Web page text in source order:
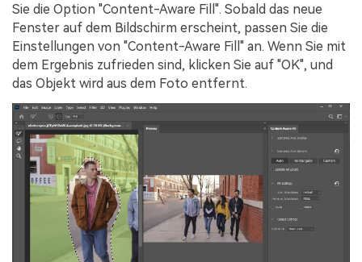
Sie die Option "Content-Aware Fill". Sobald das neue
Fenster auf dem Bildschirm erscheint, passen Sie die
Einstellungen von "Content-Aware Fill" an. Wenn Sie mit
dem Ergebnis zufrieden sind, klicken Sie auf "OK", und
das Objekt wird aus dem Foto entfernt.